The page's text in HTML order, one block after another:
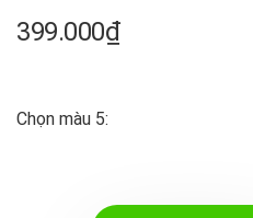
399.000₫
Chọn màu 5: